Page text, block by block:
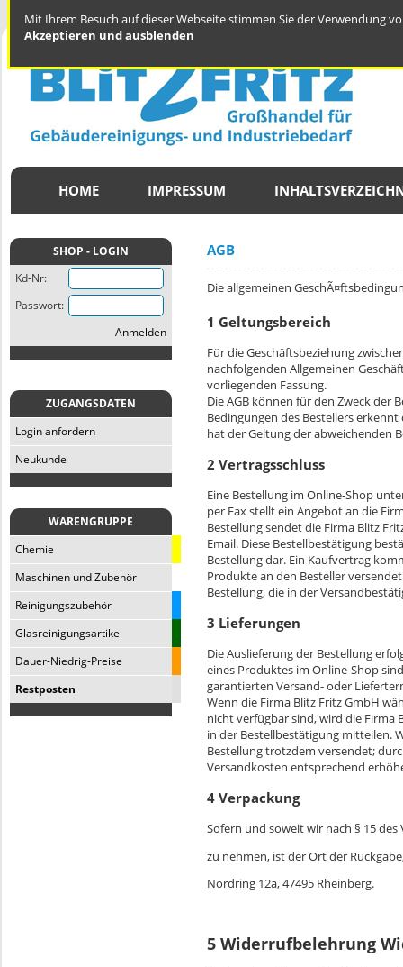
Mit Ihrem Besuch auf dieser Webseite stimmen Sie der Verwendung
Akzeptieren und ausblenden
HOME IMPRESSUM
SHOP - LOGIN
Kd-Nr:
Passwort:
Anmelden
ZUGANGSDATEN
Login anfordern
Neukunde
WARENGRUPPE
Chemie
Maschinen und Zubehör
Reinigungszubehör
Glasreinigungsartikel
Dauer-Niedrig-Preise
Restposten
AGB
Die allgemeinen
1 Geltungsbereich
Für die Geschäftsbeziehung
nachfolgenden Allgemeinen
vorliegenden Fassung.
Die AGB können für den Zweck der
Bedingungen des Bestellers
hat der Geltung der abweichenden
2 Vertragsschluss
Eine Bestellung im Online-Shop
per Fax stellt ein Angebot an die
Bestellung sendet die Firma Blitz
Email. Diese Bestellbestätigung
Bestellung dar. Ein Kaufvertrag
Produkte an den Besteller
Bestellung, die in der
3 Lieferungen
Die Auslieferung der Bestellung
eines Produktes im Online-Shop
garantierten Versand- oder
Wenn die Firma Blitz Fritz GmbH
nicht verfügbar sind, wird die Firma
in der Bestellbestätigung mitteilen.
Bestellung trotzdem versendet;
Versandkosten entsprechend
4 Verpackung
Sofern und soweit wir nach § 15
zu nehmen, ist der Ort der
Nordring 12a, 47495 Rheinberg.
5 Widerrufbelehrung